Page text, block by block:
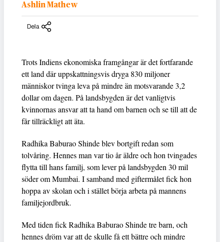
Ashlin Mathew
Dela
Trots Indiens ekonomiska framgångar är det fortfarande
ett land där uppskattningsvis dryga 830 miljoner
människor tvinga leva på mindre än motsvarande 3,2
dollar om dagen. På landsbygden är det vanligtvis
kvinnornas ansvar att ta hand om barnen och se till att de
får tillräckligt att äta.
Radhika Baburao Shinde blev bortgift redan som
tolvåring. Hennes man var tio år äldre och hon tvingades
flytta till hans familj, som lever på landsbygden 30 mil
söder om Mumbai. I samband med giftermålet fick hon
hoppa av skolan och i stället börja arbeta på mannens
familjejordbruk.
Med tiden fick Radhika Baburao Shinde tre barn, och
hennes dröm var att de skulle få ett bättre och mindre